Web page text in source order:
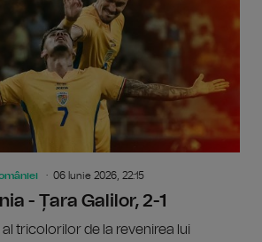
06 Iunie 2026, 22:15
- Țara Galilor, 2-1
tricolorilor de la revenirea lui